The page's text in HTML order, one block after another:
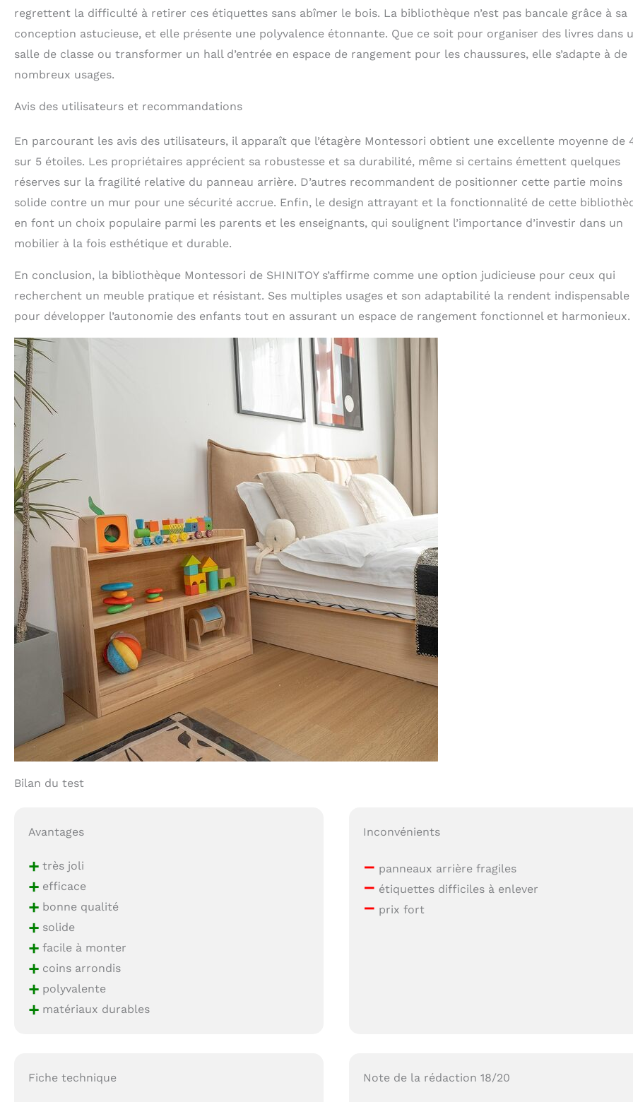
regrettent la difficulté à retirer ces étiquettes sans abîmer le bois. La bibliothèque n’est pas bancale grâce à sa
conception astucieuse, et elle présente une polyvalence étonnante. Que ce soit pour organiser des livres dans
salle de classe ou transformer un hall d’entrée en espace de rangement pour les chaussures, elle s’adapte à de
nombreux usages.
Avis des utilisateurs et recommandations
En parcourant les avis des utilisateurs, il apparaît que l’étagère Montessori obtient une excellente moyenne de
sur 5 étoiles. Les propriétaires apprécient sa robustesse et sa durabilité, même si certains émettent quelques
réserves sur la fragilité relative du panneau arrière. D’autres recommandent de positionner cette partie moins
solide contre un mur pour une sécurité accrue. Enfin, le design attrayant et la fonctionnalité de cette
en font un choix populaire parmi les parents et les enseignants, qui soulignent l’importance d’investir dans un
mobilier à la fois esthétique et durable.
En conclusion, la bibliothèque Montessori de SHINITOY s’affirme comme une option judicieuse pour ceux qui
recherchent un meuble pratique et résistant. Ses multiples usages et son adaptabilité la rendent indispensable
pour développer l’autonomie des enfants tout en assurant un espace de rangement fonctionnel et harmonieux.
Bilan du test
Avantages
+ très joli
+ efficace
+ bonne qualité
+ solide
+ facile à monter
+ coins arrondis
+ polyvalente
+ matériaux durables
Inconvénients
– panneaux arrière fragiles
– étiquettes difficiles à enlever
– prix fort
Fiche technique Note de la rédaction 18/20